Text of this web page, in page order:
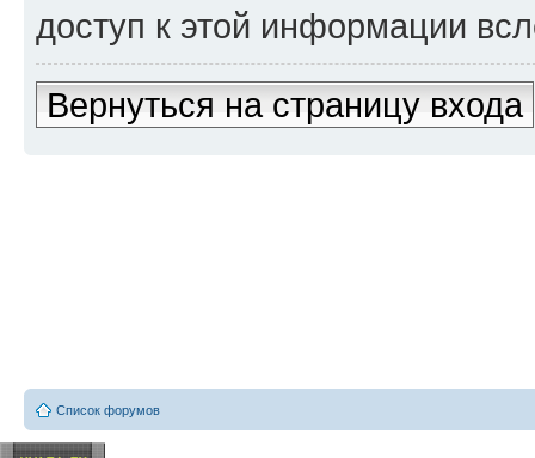
доступ к этой информации
Вернуться на страницу входа
Список форумов